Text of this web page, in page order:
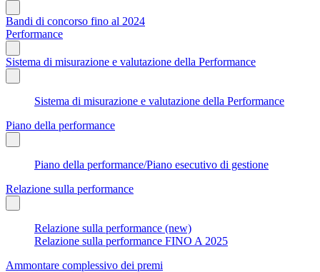
Bandi di concorso fino al 2024
Performance
Sistema di misurazione e valutazione della Performance
Sistema di misurazione e valutazione della Performance
Piano della performance
Piano della performance/Piano esecutivo di gestione
Relazione sulla performance
Relazione sulla performance (new)
Relazione sulla performance FINO A 2025
Ammontare complessivo dei premi